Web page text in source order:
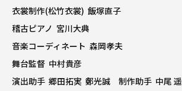
衣裳制作(松竹衣裳) 飯塚直子
稽古ピアノ 宮川大典
音楽コーディネート 森岡孝夫
舞台監督 中村貴彦
演出助手 郷田拓実 鄭光誠 制作助手 中尾 遥